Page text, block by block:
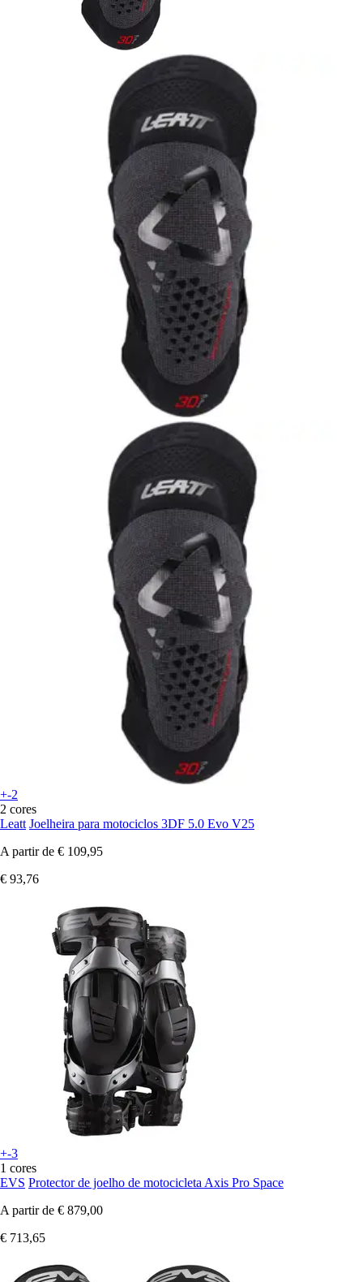
+-2
2 cores
Leatt Joelheira para motociclos 3DF 5.0 Evo V25
A partir de € 109,95
€ 93,76
+-3
1 cores
EVS Protector de joelho de motocicleta Axis Pro Space
A partir de € 879,00
€ 713,65